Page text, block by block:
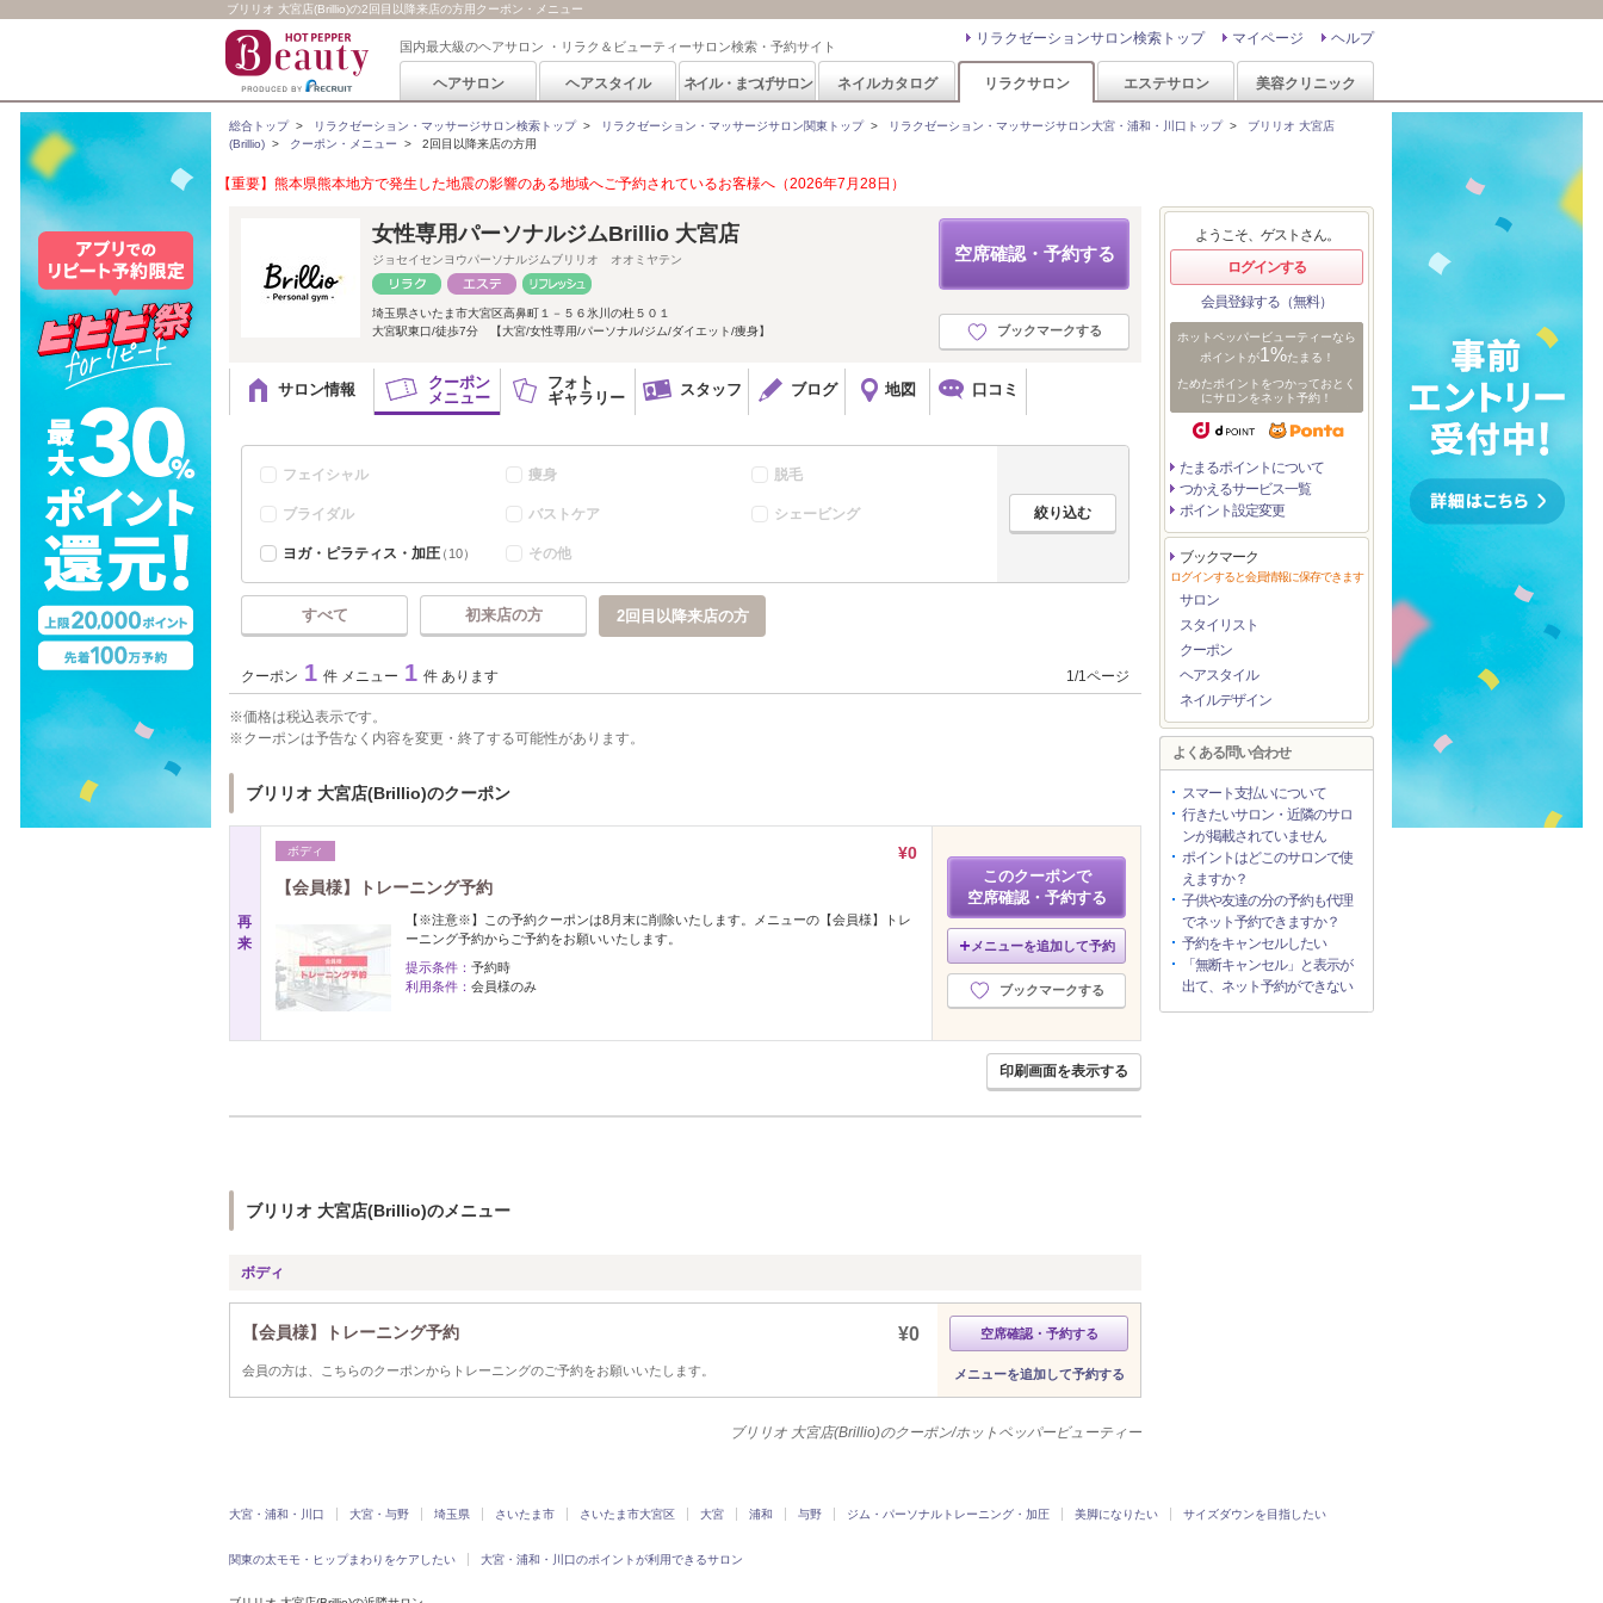
ブリリオ 大宮店(Brillio)の2回目以降来店の方用クーポン・メニュー
国内最大級のヘアサロン ・リラク＆ビューティーサロン検索・予約サイト ヘルプ
マイページ
リラクゼーションサロン検索トップ
ヘアサロン ヘアスタイル ネイル・まつげサロン ネイルカタログ リラクサロン エステサロン 美容クリニック
総合トップ> リラクゼーション・マッサージサロン検索トップ> リラクゼーション・マッサージサロン関東トップ> リラクゼーション・マッサージサロン大宮・浦和・川口トップ> ブリリオ 大宮店
(Brillio) > クーポン・メニュー > 2回目以降来店の方用
【重要】熊本県熊本地方で発生した地震の影響のある地域へご予約されているお客様へ（2026年7月28日）
空席確認・予約する
ブックマークする
女性専用パーソナルジムBrillio 大宮店
ジョセイセンヨウパーソナルジムブリリオ オオミヤテン
埼玉県さいたま市大宮区高鼻町１－５６氷川の杜５０１
大宮駅東口/徒歩7分 【大宮/女性専用/パーソナル/ジム/ダイエット/痩身】
サロン情報
クーポン
メニュー
フォト
ギャラリー
スタッフ ブログ 地図 口コミ
フェイシャル 痩身 脱毛
ブライダル バストケア シェービング
ヨガ・ピラティス・加圧（10） その他
すべて 初来店の方 2回目以降来店の方
クーポン 1 件 メニュー 1 件 あります 1/1ページ
価格は税込表示です。
クーポンは予告なく内容を変更・終了する可能性があります。
ブリリオ 大宮店(Brillio)のクーポン
再
来
ボディ
¥0
【会員様】トレーニング予約
【※注意※】この予約クーポンは8月末に削除いたします。メニューの【会員様】トレ
ーニング予約からご予約をお願いいたします。
提示条件： 予約時
利用条件： 会員様のみ
このクーポンで
空席確認・予約する
メニューを追加して予約
ブックマークする
印刷画面を表示する
ブリリオ 大宮店(Brillio)のメニュー
ボディ
【会員様】トレーニング予約 ¥0
会員の方は、こちらのクーポンからトレーニングのご予約をお願いいたします。
空席確認・予約する
メニューを追加して予約する
ブリリオ 大宮店(Brillio)のクーポン/ホットペッパービューティー
ようこそ、ゲストさん。
ログインする
会員登録する（無料）
ホットペッパービューティーなら
ポイントが1%たまる！
ためたポイントをつかっておとく
にサロンをネット予約！
たまるポイントについて
つかえるサービス一覧
ポイント設定変更
ブックマーク
ログインすると会員情報に保存できます
サロン
スタイリスト
クーポン
ヘアスタイル
ネイルデザイン
よくある問い合わせ
スマート支払いについて
行きたいサロン・近隣のサロ
ンが掲載されていません
ポイントはどこのサロンで使
えますか？
子供や友達の分の予約も代理
でネット予約できますか？
予約をキャンセルしたい
「無断キャンセル」と表示が
出て、ネット予約ができない
大宮・浦和・川口 大宮・与野 埼玉県 さいたま市 さいたま市大宮区 大宮 浦和 与野 ジム・パーソナルトレーニング・加圧 美脚になりたい サイズダウンを目指したい
関東の太モモ・ヒップまわりをケアしたい 大宮・浦和・川口のポイントが利用できるサロン